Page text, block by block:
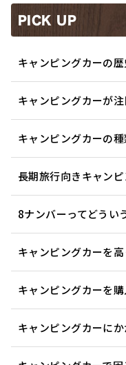
PICK UP
キャンピングカーの歴
キャンピングカーが
キャンピングカーの種
長期旅行向きキャン
8ナンバーってどうい
キャンピングカーを
キャンピングカーを
キャンピングカーに